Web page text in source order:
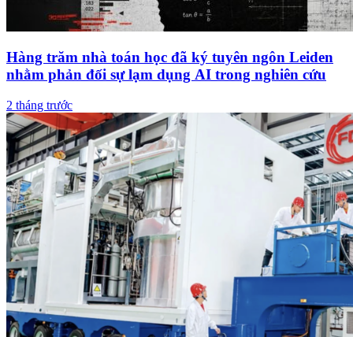
Hàng trăm nhà toán học đã ký tuyên ngôn Leiden
nhằm phản đối sự lạm dụng AI trong nghiên cứu
2 tháng trước